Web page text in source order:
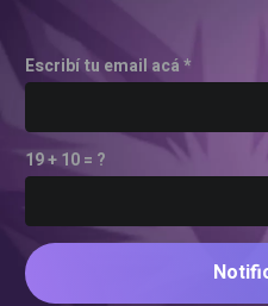
Escribí tu email acá *
19 + 10 = ?